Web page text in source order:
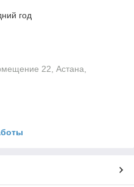
год
22, Астана,